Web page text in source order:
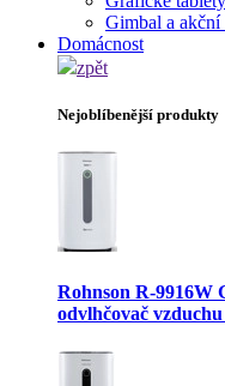
Gimbal a akční
Domácnost
zpět
Nejoblíbenější produkty
Rohnson R-9916W
odvlhčovač